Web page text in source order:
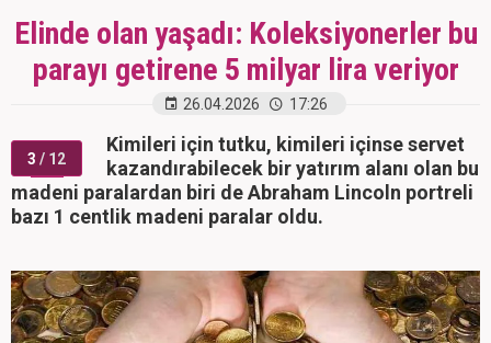
Elinde olan yaşadı: Koleksiyonerler bu
parayı getirene 5 milyar lira veriyor
26.04.2026 17:26
3 / 12
Kimileri için tutku, kimileri içinse servet
kazandırabilecek bir yatırım alanı olan bu
madeni paralardan biri de Abraham Lincoln portreli
bazı 1 centlik madeni paralar oldu.